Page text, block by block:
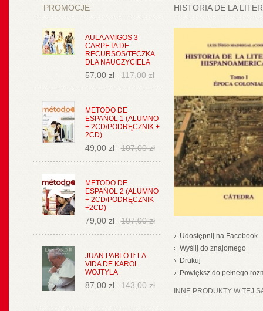
PROMOCJE
AULA AMIGOS 3
CARPETA DE
RECURSOS/TECZKA
DLA NAUCZYCIELA
57,00 zł 117,00 zł
METODO DE
ESPAŃOL 1 (ALUMNO
+ 2CD/PODRĘCZNIK +
2CD)
49,00 zł 107,00 zł
METODO DE
ESPAŃOL 2 (ALUMNO
+ 2CD/PODRĘCZNIK
+2CD)
79,00 zł 107,00 zł
JUAN PABLO II: LA
VIDA DE KAROL
WOJTYLA
87,00 zł 143,00 zł
HISTORIA DE LA
Udostępnij na Facebook
Wyślij do znajomego
Drukuj
Powiększ do pełnego
INNE PRODUKTY W TEJ